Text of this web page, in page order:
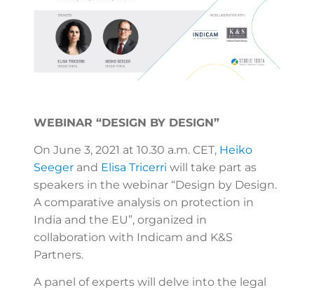
WEBINAR “DESIGN BY DESIGN”
On June 3, 2021 at 10.30 a.m. CET, Heiko
Seeger and Elisa Tricerri will take part as
speakers in the webinar “Design by Design.
A comparative analysis on protection in
India and the EU”, organized in
collaboration with Indicam and K&S
Partners.
A panel of experts will delve into the legal